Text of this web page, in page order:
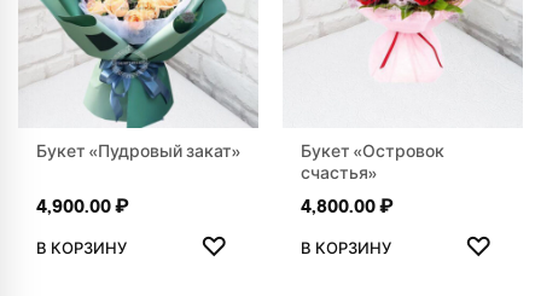
Букет «Пудровый закат»
4,900.00₽
В КОРЗИНУ ♡
ДОБАВИТЬ В ИЗБРАННОЕ
Букет «Островок
счастья»
4,800.00₽
В КОРЗИНУ ♡